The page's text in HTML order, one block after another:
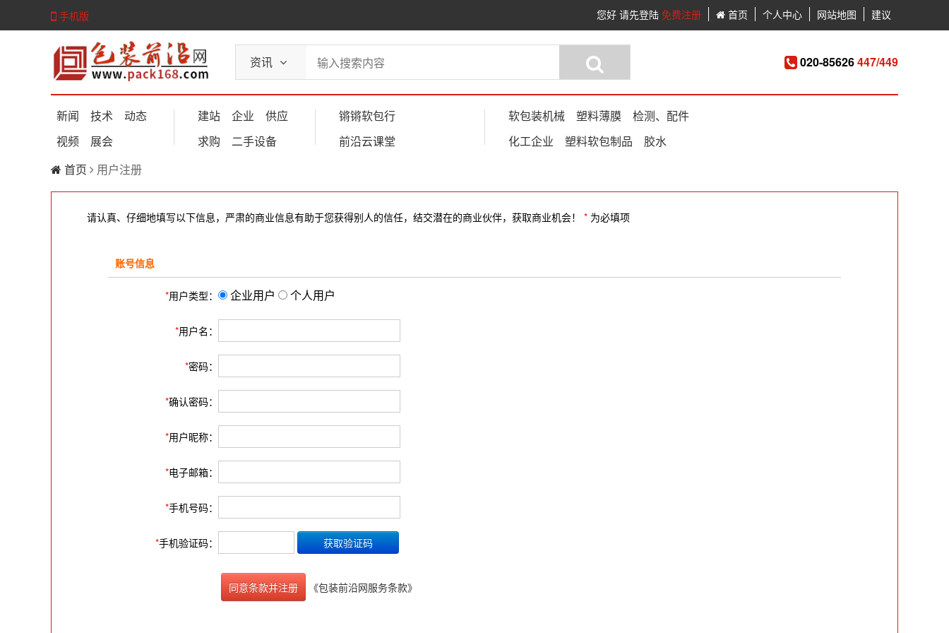
手机版 您好 请先登陆 免费注册 首页 个人中心 网站地图 建议
资讯 020-85626447/449
新闻 技术
动态
视频
展会
建站 企业
供应
求购
二手设备
锵锵软包行
前沿云课堂
软包装机械 塑料薄膜
检测、配件
化工企业
塑料软包制品
胶水
首页
用户注册
请认真、仔细地填写以下信息，严肃的商业信息有助于您获得别人的信任，结交潜在的商业伙伴，获取商业机会！ * 为必填项
账号信息
*用户类型： 企业用户 个人用户
*用户名：
*密码：
*确认密码：
*用户昵称：
*电子邮箱：
*手机号码：
*手机验证码：
同意条款并注册 《包装前沿网服务条款》